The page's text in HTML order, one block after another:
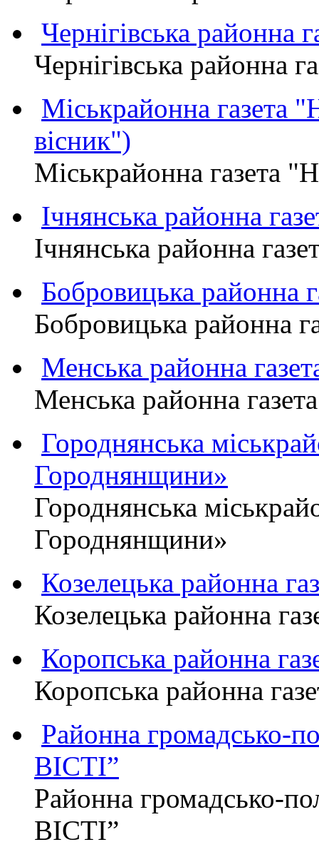
Чернігівська
Чернігівська
Міськрайонна
вісник")
Міськрайонна газета
Ічнянська районна
Ічнянська районна
Бобровицька
Бобровицька
Менська районна
Менська районна
Городнянська
Городнянщини»
Городнянська
Городнянщини»
Козелецька районна
Козелецька районна
Коропська районна
Коропська районна
Районна громадсько-
ВІСТІ”
Районна громадсько-
ВІСТІ”